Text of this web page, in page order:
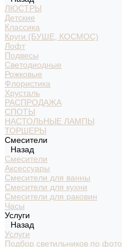
ЛЮСТРЫ
Детские
Классика
Круги (БУШЕ, КОСМОС)
Лофт
Подвесы
Светодиодные
Рожковые
Флористика
Хрусталь
РАСПРОДАЖА
СПОТЫ
НАСТОЛЬНЫЕ ЛАМПЫ
ТОРШЕРЫ
Смесители
Назад
Смесители
Аксессуары
Смесители для ванны
Смесители для кухни
Смесители для раковин
Часы
Услуги
Назад
Услуги
Подбор светильников по фото